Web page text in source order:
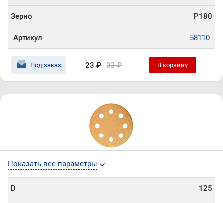
Зерно P180
Артикул 58110
Под заказ 23 ₽ 33 ₽ В корзину
Показать все параметры
D 125